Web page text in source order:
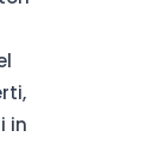
in